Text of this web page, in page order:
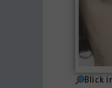
Blick